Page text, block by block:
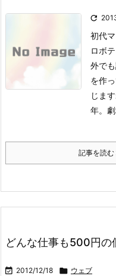

初代
ロボ
外で
を作
じま
年。
記事を読む
どんな仕事も500円の
 2012/12/18  ウェブ